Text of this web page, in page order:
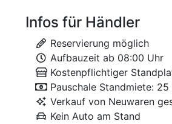
Infos für Händler
Reservierung möglich
Aufbauzeit ab 08:00 Uhr
Kostenpflichtiger
Pauschale Standmiete:
Verkauf von Neuwaren
Kein Auto am Stand